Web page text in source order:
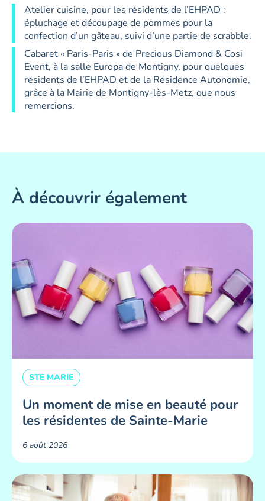
Atelier cuisine, pour les résidents de l’EHPAD :
épluchage et découpage de pommes pour la
confection d’un gâteau, suivi d’une partie de scrabble.
Cabaret « Paris-Paris » de Precious Diamond & Cosi
Event, à la salle Europa de Montigny, pour quelques
résidents de l’EHPAD et de la Résidence Autonomie,
grâce à la Mairie de Montigny-lès-Metz, que nous
remercions.
À découvrir également
STE MARIE
Un moment de mise en beauté pour
les résidentes de Sainte-Marie ​
6 août 2026